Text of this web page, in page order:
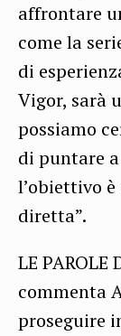
affrontare
come la
di
Vigor, sarà
possiamo
di puntare
l’obiettivo
diretta”.
LE PAROLE
commenta
proseguire